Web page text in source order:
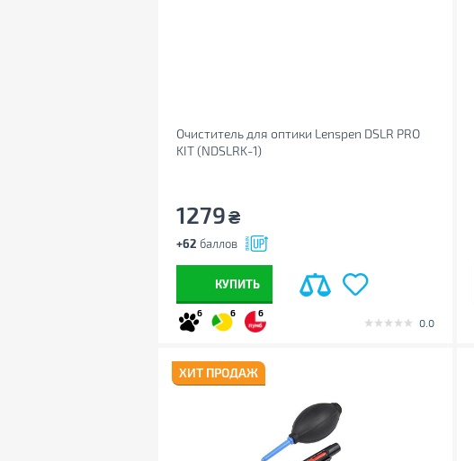
Очиститель для оптики Lenspen DSLR PRO
KIT (NDSLRK-1)
1279₴
+62 баллов
КУПИТЬ
6 6 6
0.0
ХИТ ПРОДАЖ